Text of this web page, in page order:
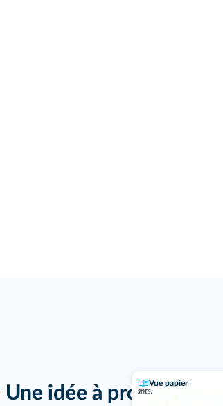
Vue papier
idée à proposer ?